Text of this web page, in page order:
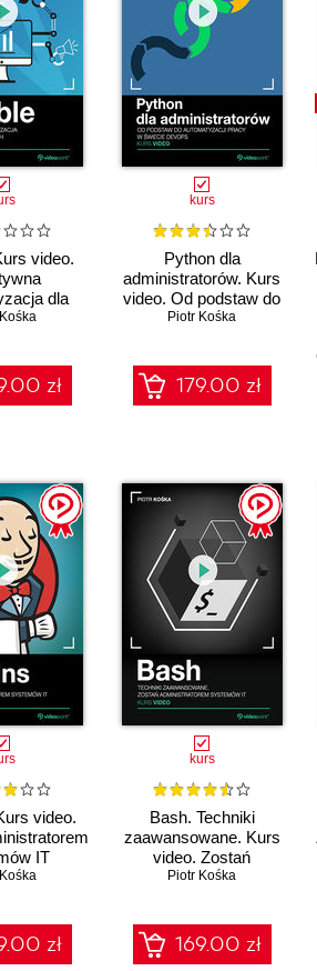
video.
dla
zł
kurs
Python dla
administratorów. Kurs
video. Od podstaw do
automatyzacji pracy w
Piotr Kośka
179.00 zł
video.
IT
zł
kurs
Bash. Techniki
zaawansowane. Kurs
video. Zostań
administratorem
Piotr Kośka
169.00 zł